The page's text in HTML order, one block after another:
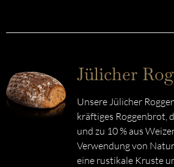
Jülicher
Unsere Jülicher
kräftiges Roggenbrot,
und zu 10 % aus
Verwendung von
eine rustikale Kruste